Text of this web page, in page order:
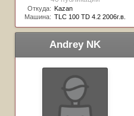
Откуда: Kazan
Машина: TLC 100 TD 4.2 2006г.в.
Andrey NK